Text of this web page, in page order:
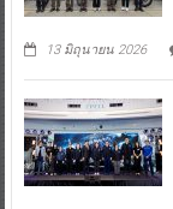
13 มิถุนายน 2026